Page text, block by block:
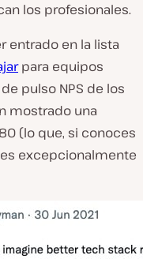
los profesionales.
entrado en la lista
para equipos
pulso NPS de los
mostrado una
(lo que, si conoces
es excepcionalmente